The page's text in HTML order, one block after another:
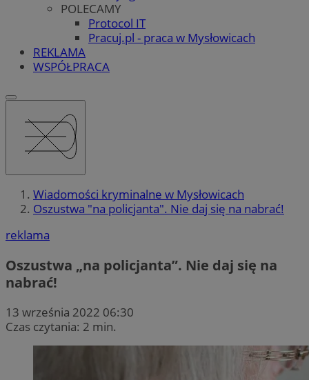
POLECAMY
Protocol IT
Pracuj.pl - praca w Mysłowicach
REKLAMA
WSPÓŁPRACA
Wiadomości kryminalne w Mysłowicach
Oszustwa "na policjanta". Nie daj się na nabrać!
reklama
Oszustwa „na policjanta”. Nie daj się na
nabrać!
13 września 2022 06:30
Czas czytania: 2 min.